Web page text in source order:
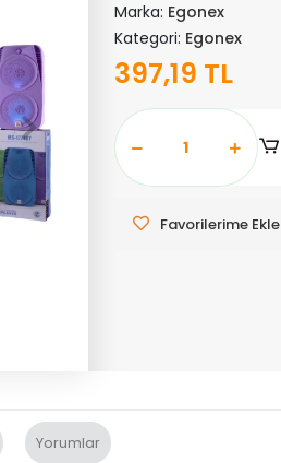
Marka: Egonex
Kategori: Egonex
397,19 TL
Favorilerime Ekle
Yorumlar